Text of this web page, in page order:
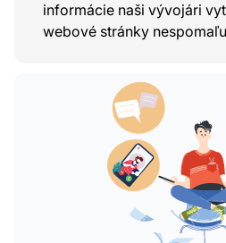
informácie naši vývojári
webové stránky